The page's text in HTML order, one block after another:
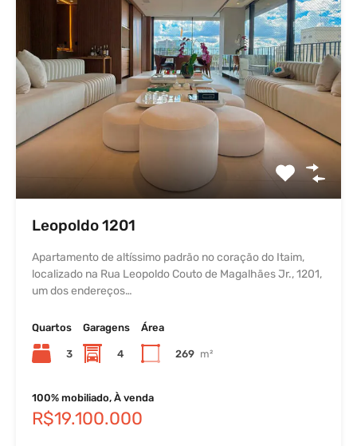
Leopoldo 1201
Apartamento de altíssimo padrão no coração do Itaim,
localizado na Rua Leopoldo Couto de Magalhães Jr., 1201,
um dos endereços…
Quartos
3
Garagens
4
Área
269 m²
100% mobiliado, À venda
R$19.100.000